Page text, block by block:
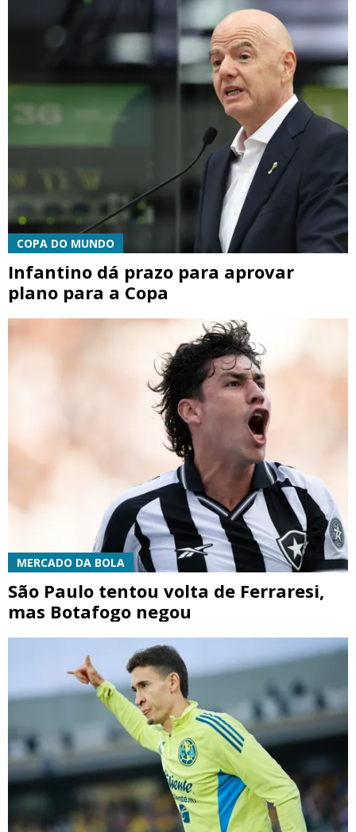
COPA DO MUNDO
Infantino dá prazo para aprovar
plano para a Copa
MERCADO DA BOLA
São Paulo tentou volta de Ferraresi,
mas Botafogo negou